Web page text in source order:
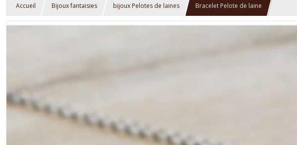
Accueil Bijoux fantaisies bijoux Pelotes de laines Bracelet Pelote de laine